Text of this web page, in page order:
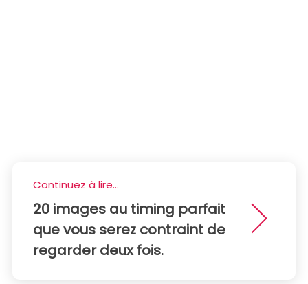
Continuez à lire...
20 images au timing parfait
que vous serez contraint de
regarder deux fois.